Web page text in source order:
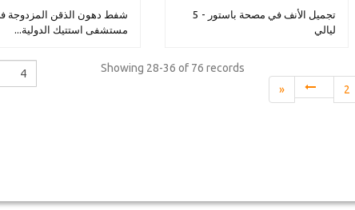
شفط دهون الذقن المزدوجة
مستشفى استتيك الدولية...
تجميل الأنف في مصحة باستور - 5
ليالي
Showing 28-36 of 76 records
«
2